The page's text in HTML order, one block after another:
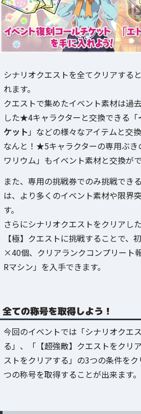
シナリオクエストを全てクリアする
れます。
クエストで集めたイベント素材は過
した★4キャラクターと交換できる「
ケット 」などの様々なアイテムと交換
なんと！★5キャラクターの専用ぶき
ワリウム」もイベント素材と交換がで
また、専用の挑戦券でのみ挑戦でき
は、より多くのイベント素材や限界
す。
さらにシナリオクエストをクリアし
【極】クエストに挑戦することで、
×40個、クリアランクコンプリート
Rマシン」を入手できます。
全ての称号を取得しよう！
今回のイベントでは「シナリオクエ
る」、「【超強敵】クエストをクリ
ストをクリアする」の3つの条件を
つの称号を取得することが出来ます。